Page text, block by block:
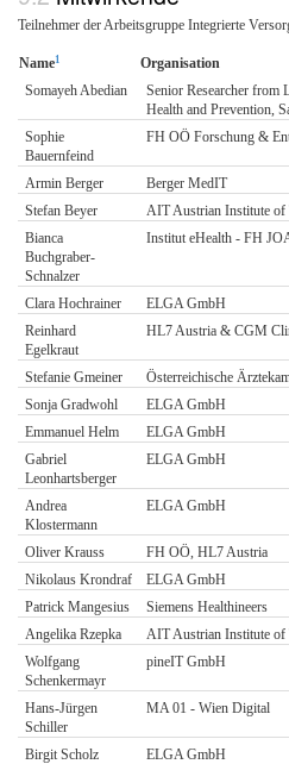
Teilnehmer der Arbeitsgruppe Integrierte
Name1
Organisation
Somayeh Abedian
Senior Researcher
Health and Prevention,
Sophie
Bauernfeind
FH OÖ Forschung &
Armin Berger
Berger MedIT
Stefan Beyer
AIT Austrian Institute of
Bianca
Buchgraber-
Schnalzer
Institut eHealth - FH
Clara Hochrainer
ELGA GmbH
Reinhard
Egelkraut
HL7 Austria & CGM
Stefanie Gmeiner
Österreichische
Sonja Gradwohl
ELGA GmbH
Emmanuel Helm
ELGA GmbH
Gabriel
Leonhartsberger
ELGA GmbH
Andrea
Klostermann
ELGA GmbH
Oliver Krauss
FH OÖ, HL7 Austria
Nikolaus Krondraf
ELGA GmbH
Patrick Mangesius
Siemens Healthineers
Angelika Rzepka
AIT Austrian Institute of
Wolfgang
Schenkermayr
pineIT GmbH
Hans-Jürgen
Schiller
MA 01 - Wien Digital
Birgit Scholz ELGA GmbH